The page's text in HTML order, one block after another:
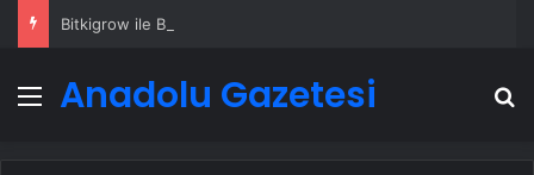
Menü
Anadolu Gazetesi